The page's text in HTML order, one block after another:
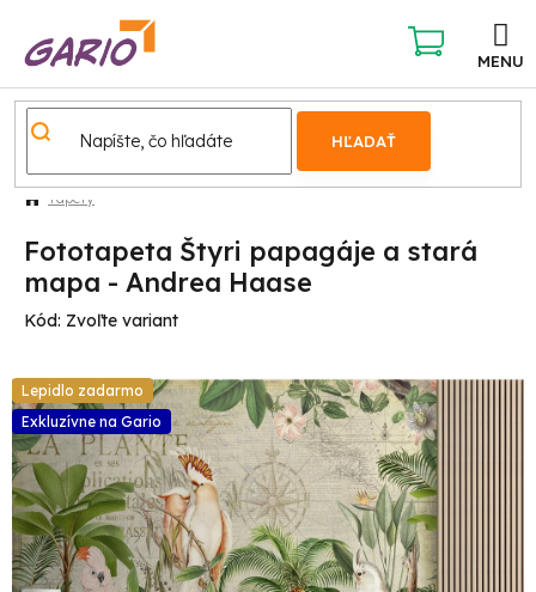
obsah
HĽADAŤ
NÁKUPNÝ
KOŠÍK
Tapety
Fototapeta Štyri papagáje a stará
mapa - Andrea Haase
Kód: Zvoľte variant
Lepidlo zadarmo
Exkluzívne na Gario